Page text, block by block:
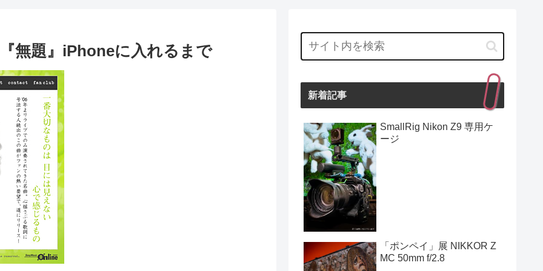
無題』iPhoneに入れるまで
新着記事
SmallRig Nikon Z9 専用ケ
ージ
「ポンペイ」展 NIKKOR Z
MC 50mm f/2.8